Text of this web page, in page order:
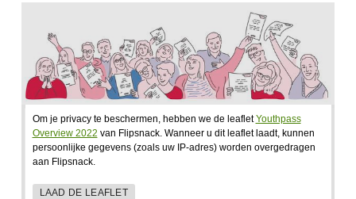
Om je privacy te beschermen, hebben we de leafletYouthpass
Overview 2022 van Flipsnack. Wanneer u dit leaflet laadt, kunnen
persoonlijke gegevens (zoals uw IP-adres) worden overgedragen
aan Flipsnack.
LAAD DE LEAFLET